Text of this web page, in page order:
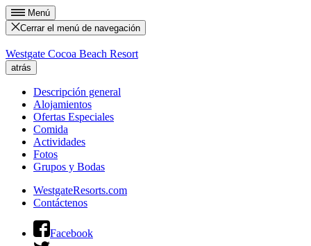
Menú
Cerrar el menú de navegación
Westgate Cocoa Beach Resort
atrás
Descripción general
Alojamientos
Ofertas Especiales
Comida
Actividades
Fotos
Grupos y Bodas
WestgateResorts.com
Contáctenos
Facebook